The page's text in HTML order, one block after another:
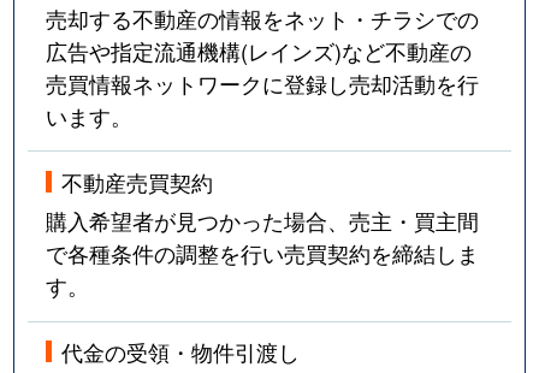
売却する不動産の情報をネット・チラシでの
広告や指定流通機構(レインズ)など不動産の
売買情報ネットワークに登録し売却活動を行
います。
不動産売買契約
購入希望者が見つかった場合、売主・買主間
で各種条件の調整を行い売買契約を締結しま
す。
代金の受領・物件引渡し